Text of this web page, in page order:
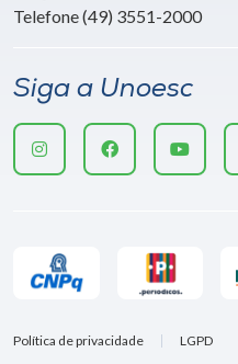
Telefone (49) 3551-2000
Siga a Unoesc
Política de privacidade LGPD